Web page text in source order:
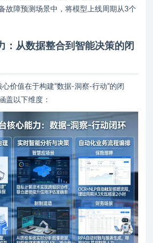
故障预测场景中，将模型上线周期从3个
：从数据整合到智能决策的闭
价值在于构建“数据-洞察-行动”的闭
盖以下维度：